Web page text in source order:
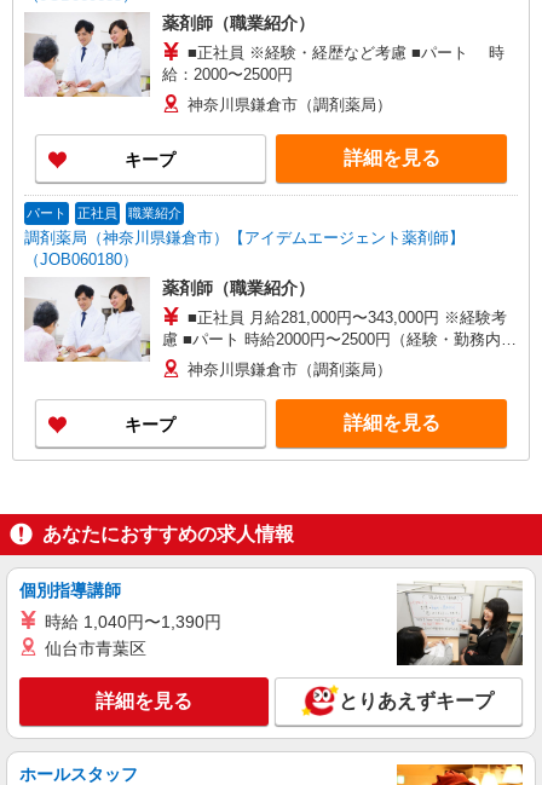
薬剤師（職業紹介）
■正社員 ※経験・経歴など考慮 ■パート 時
給：2000〜2500円
神奈川県鎌倉市（調剤薬局）
キープ 詳細を見る
パート 正社員 職業紹介
調剤薬局（神奈川県鎌倉市）【アイデムエージェント薬剤師】
（JOB060180）
薬剤師（職業紹介）
■正社員 月給281,000円〜343,000円 ※経験考
慮 ■パート 時給2000円〜2500円（経験・勤務内容
考慮） ※週3〜4日以上出来る方
神奈川県鎌倉市（調剤薬局）
キープ 詳細を見る
あなたにおすすめの求人情報
個別指導講師
時給 1,040円〜1,390円
仙台市青葉区
詳細を見る とりあえずキープ
ホールスタッフ